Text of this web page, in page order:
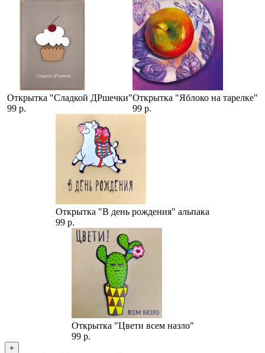
Открытка "Сладкой ДРшечки"
99 р.
Открытка "Яблоко на тарелке"
99 р.
Открытка "В день рождения" альпака
99 р.
Открытка "Цвети всем назло"
99 р.
+